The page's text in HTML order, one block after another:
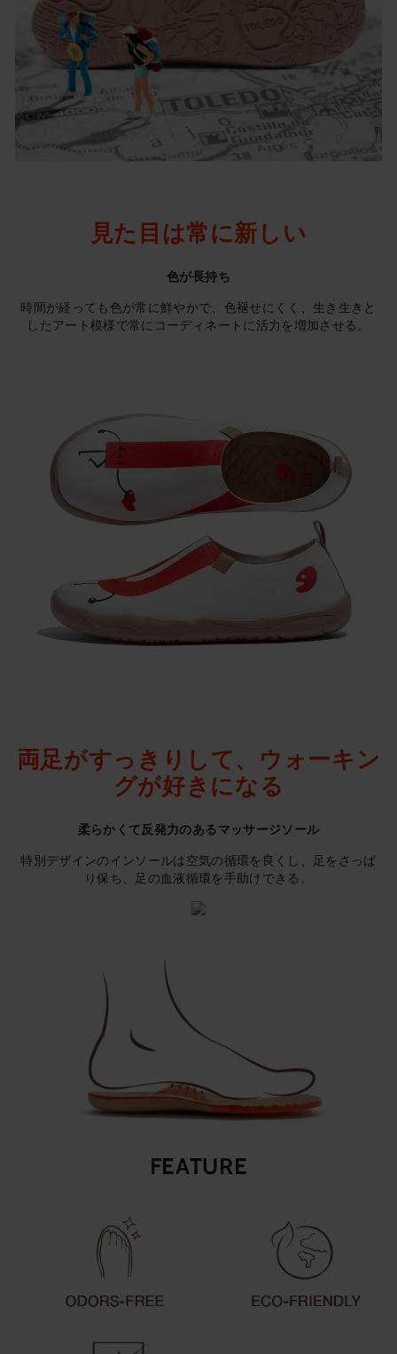
見た目は常に新しい
色が長持ち
時間が経っても色が常に鮮やかで、色褪せにくく、生き生きと
したアート模様で常にコーディネートに活力を増加させる。
両足がすっきりして、ウォーキン
グが好きになる
柔らかくて反発力のあるマッサージソール
特別デザインのインソールは空気の循環を良くし、足をさっぱ
り保ち、足の血液循環を手助けできる。
FEATURE